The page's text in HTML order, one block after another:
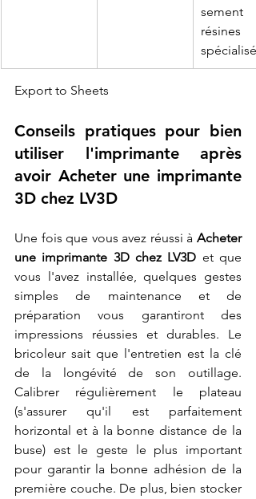
sement
résines
Export to Sheets
Conseils pratiques pour bien
utiliser l'imprimante après
avoir Acheter une imprimante
3D chez LV3D
Une fois que vous avez réussi à Acheter
une imprimante 3D chez LV3D et que
vous l'avez installée, quelques gestes
simples de maintenance et de
préparation vous garantiront des
impressions réussies et durables. Le
bricoleur sait que l'entretien est la clé
de la longévité de son outillage.
Calibrer régulièrement le plateau
(s'assurer qu'il est parfaitement
horizontal et à la bonne distance de la
buse) est le geste le plus important
pour garantir la bonne adhésion de la
première couche. De plus, bien stocker